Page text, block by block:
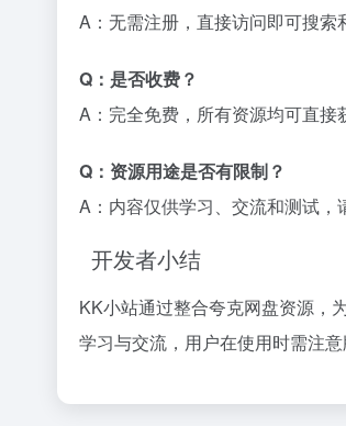
A：无需注册，直接访问即可搜索
Q：是否收费？
A：完全免费，所有资源均可直接
Q：资源用途是否有限制？
A：内容仅供学习、交流和测试，
开发者小结
KK小站通过整合夸克网盘资源，
学习与交流，用户在使用时需注